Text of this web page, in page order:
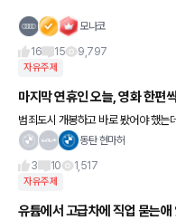
모나코
16
15 9,797
자유주제
마지막 연휴인 오늘, 영화 한편
범죄도시 개봉하고 바로 봤어야 했는데, 늦게 봤습니다ㅋㅋㅋ 전체적
으론 더 액션 장면이 많아 타격감 장난 아니었고, 웃긴 대사와 장면이
동탄 현마허
3
10 1,517
자유주제
유튭에서 고급차에 직업 묻는애